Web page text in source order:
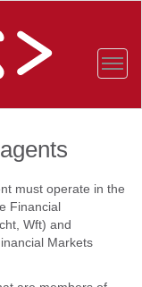
must operate in the
Financial
, Wft) and
Markets